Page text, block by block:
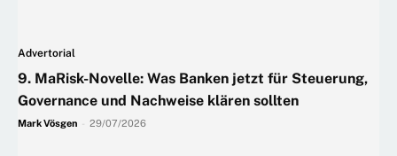
Advertorial
9. MaRisk-Novelle: Was Banken jetzt für Steuerung,
Governance und Nachweise klären sollten
Mark Vösgen 29/07/2026